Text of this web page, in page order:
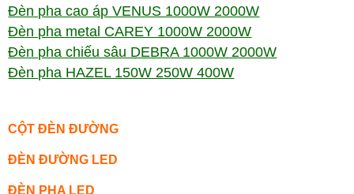
Đèn pha cao áp VENUS 1000W 2000W
Đèn pha metal CAREY 1000W 2000W
Đèn pha chiếu sâu DEBRA 1000W 2000W
Đèn pha HAZEL 150W 250W 400W
CỘT ĐÈN ĐƯỜNG
ĐÈN ĐƯỜNG LED
ĐÈN PHA LED